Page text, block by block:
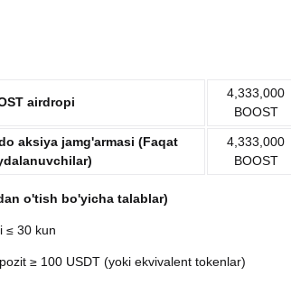
airdropi
4,333,000
BOOST
aksiya jamg'armasi (Faqat
4,333,000
BOOST
o'tish bo'yicha talablar)
≤ 30 kun
≥ 100 USDT (yoki ekvivalent tokenlar)